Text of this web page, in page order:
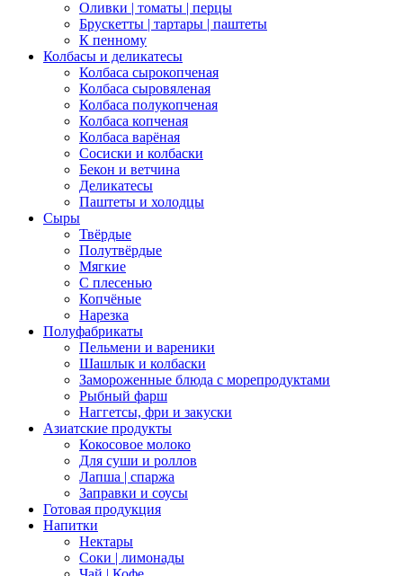
Оливки | томаты | перцы
Брускетты | тартары | паштеты
К пенному
Колбасы и деликатесы
Колбаса сырокопченая
Колбаса сыровяленая
Колбаса полукопченая
Колбаса копченая
Колбаса варёная
Сосиски и колбаски
Бекон и ветчина
Деликатесы
Паштеты и холодцы
Сыры
Твёрдые
Полутвёрдые
Мягкие
С плесенью
Копчёные
Нарезка
Полуфабрикаты
Пельмени и вареники
Шашлык и колбаски
Замороженные блюда с морепродуктами
Рыбный фарш
Наггетсы, фри и закуски
Азиатские продукты
Кокосовое молоко
Для суши и роллов
Лапша | спаржа
Заправки и соусы
Готовая продукция
Напитки
Нектары
Соки | лимонады